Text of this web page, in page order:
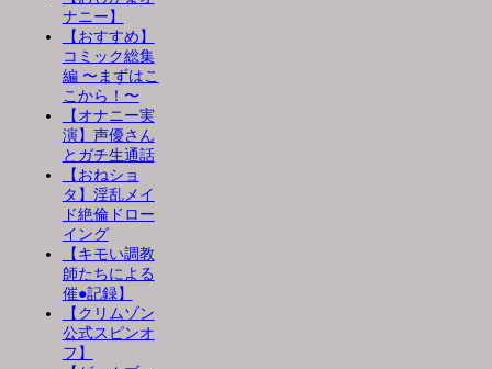
ナニー】
【おすすめ】
コミック総集
編 〜まずはこ
こから！〜
【オナニー実
演】声優さん
とガチ生通話
【おねショ
タ】淫乱メイ
ド絶倫ドロー
イング
【キモい調教
師たちによる
催●記録】
【クリムゾン
公式スピンオ
フ】